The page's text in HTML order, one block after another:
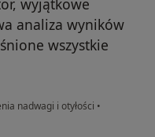
analiza wyników
wszystkie
nadwagi i otyłości •